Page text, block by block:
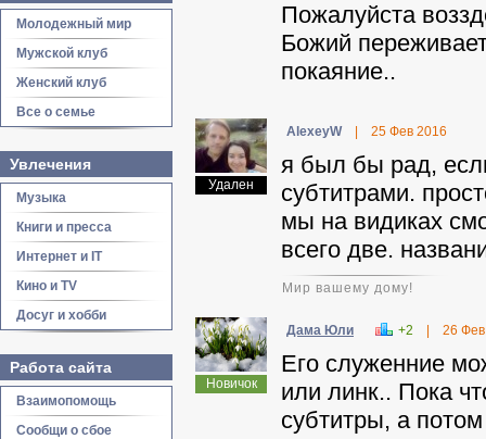
Молодежный мир
Мужской клуб
Женский клуб
Все о семье
Увлечения
Музыка
Книги и пресса
Интернет и IT
Кино и TV
Досуг и хобби
Работа сайта
Взаимопомощь
Сообщи о сбое
Пожалуйста
Божий
покаяние..
Удален
AlexeyW 25 Фев 2016
я был бы рад,
субтитрами.
мы на видиках
всего две.
Мир вашему дому!
Новичок
Дама Юли +2 26
Его служенние
или линк.. Пока
субтитры, а